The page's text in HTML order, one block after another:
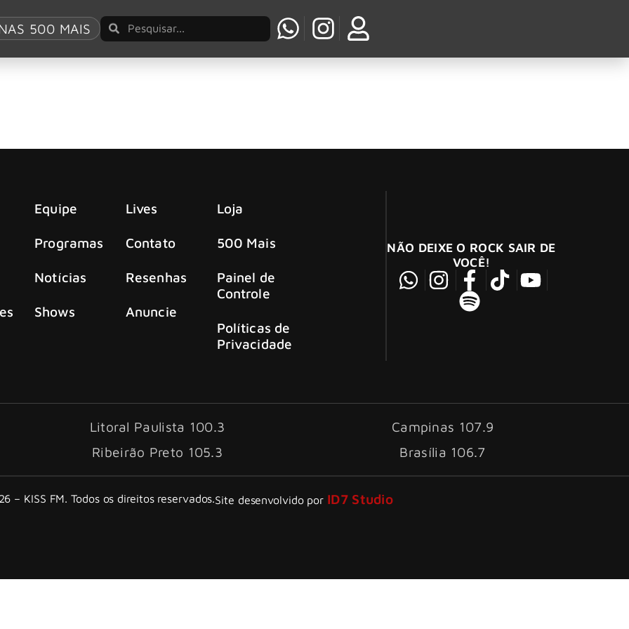
500 MAIS
Equipe
Programas
Notícias
Shows
Lives
Contato
Resenhas
Anuncie
Loja
500 Mais
Painel de
Controle
Políticas de
Privacidade
NÃO DEIXE O ROCK SAIR DE
VOCÊ!
Litoral Paulista 100.3
Campinas 107.9
Ribeirão Preto 105.3 Brasília 106.7
– KISS FM. Todos os direitos reservados.Site desenvolvido por ID7 Studio